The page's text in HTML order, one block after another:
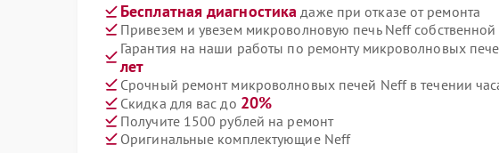
Бесплатная диагностика даже при отказе от ремонта
Привезем и увезем микроволновую печь Neff собственной
Гарантия на наши работы по ремонту микроволновых
лет
Срочный ремонт микроволновых печей Neff в течении
Скидка для вас до 20%
Получите 1500 рублей на ремонт
Оригинальные комплектующие Neff